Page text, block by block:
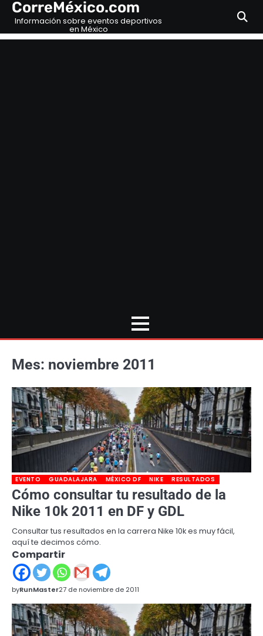
Skip
content
CorreMéxico.com
Información sobre eventos deportivos
en México
Mes: noviembre 2011
EVENTO GUADALAJARA MÉXICO DF NIKE RESULTADOS
Cómo consultar tu resultado de la
Nike 10k 2011 en DF y GDL
Consultar tus resultados en la carrera Nike 10k es muy fácil,
aquí te decimos cómo.
Compartir
byRunMaster27 de noviembre de 2011